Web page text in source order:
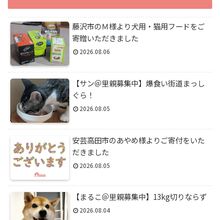
藤沢市のＭ様より犬用・猫用フードをご
寄贈いただきました
2026.08.06
【サン＠里親募集中】爆食い街道まっし
ぐら！
2026.08.05
安芸高田市のあやめ様よりご寄付をいた
だきました
2026.08.05
【まるこ＠里親募集中】13kg切りならず
2026.08.04